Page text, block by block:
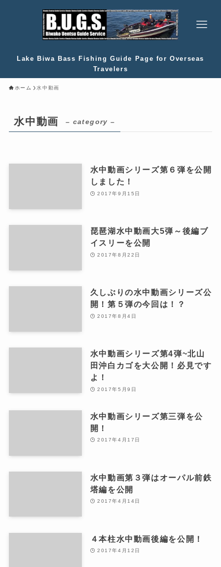
Lake Biwa Bass Fishing Guide Page for Overseas
Travelers
ホーム 水中動画
水中動画 – category –
水中動画シリーズ第６弾を公開
しました！
2017年9月15日
琵琶湖水中動画大5弾～後編ブ
イスリーを公開
2017年8月22日
久しぶりの水中動画シリーズ公
開！第５弾の今回は！？
2017年8月4日
水中動画シリーズ第4弾~北山
田沖白カゴを大公開！必見です
よ！
2017年5月9日
水中動画シリーズ第三弾を公
開！
2017年4月17日
水中動画第３弾はオーパル前鉄
塔編を公開
2017年4月14日
４本柱水中動画後編を公開！
2017年4月12日